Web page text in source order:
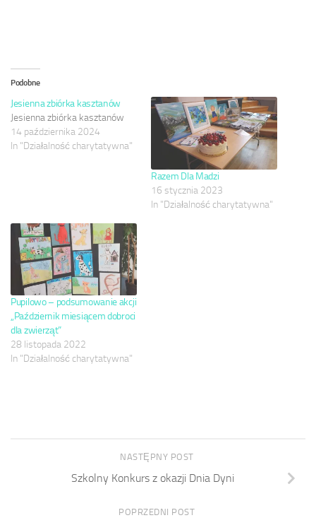
Podobne
Jesienna zbiórka kasztanów
Jesienna zbiórka kasztanów
14 października 2024
In "Działalność charytatywna"
Razem Dla Madzi
16 stycznia 2023
In "Działalność charytatywna"
Pupilowo – podsumowanie akcji
„Październik miesiącem dobroci
dla zwierząt”
28 listopada 2022
In "Działalność charytatywna"
NASTĘPNY POST
Szkolny Konkurs z okazji Dnia Dyni
POPRZEDNI POST